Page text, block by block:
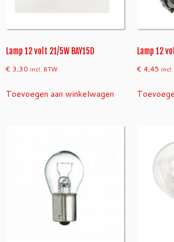
Lamp 12 volt 21/5W BAY15D
€ 3,30 incl. BTW
Toevoegen aan winkelwagen
Lamp 12
€ 4,45